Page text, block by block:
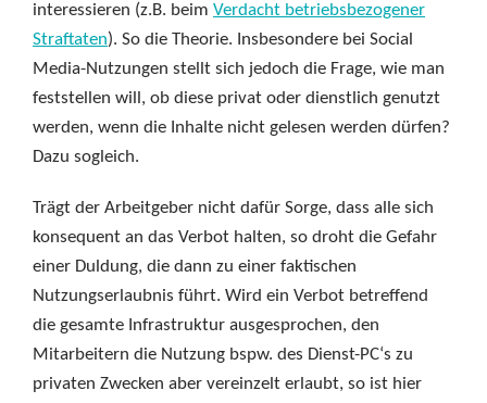
interessieren (z.B. beim Verdacht betriebsbezogener
Straftaten). So die Theorie. Insbesondere bei Social
Media-Nutzungen stellt sich jedoch die Frage, wie man
feststellen will, ob diese privat oder dienstlich genutzt
werden, wenn die Inhalte nicht gelesen werden dürfen?
Dazu sogleich.
Trägt der Arbeitgeber nicht dafür Sorge, dass alle sich
konsequent an das Verbot halten, so droht die Gefahr
einer Duldung, die dann zu einer faktischen
Nutzungserlaubnis führt. Wird ein Verbot betreffend
die gesamte Infrastruktur ausgesprochen, den
Mitarbeitern die Nutzung bspw. des Dienst-PC‘s zu
privaten Zwecken aber vereinzelt erlaubt, so ist hier